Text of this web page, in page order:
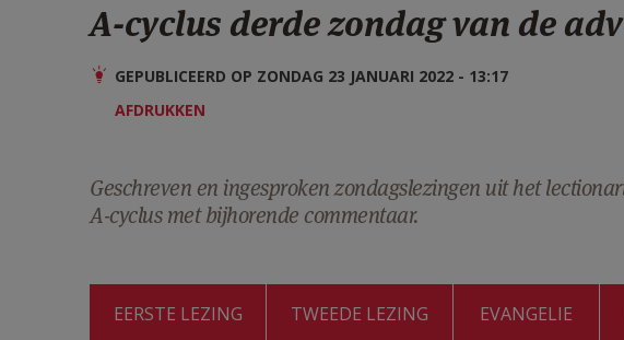
A-cyclus derde zondag van de
GEPUBLICEERD OP ZONDAG 23 JANUARI 2022 - 13:17
AFDRUKKEN
Geschreven en ingesproken zondagslezingen uit het
A-cyclus met bijhorende commentaar.
EERSTE LEZING TWEEDE LEZING EVANGELIE